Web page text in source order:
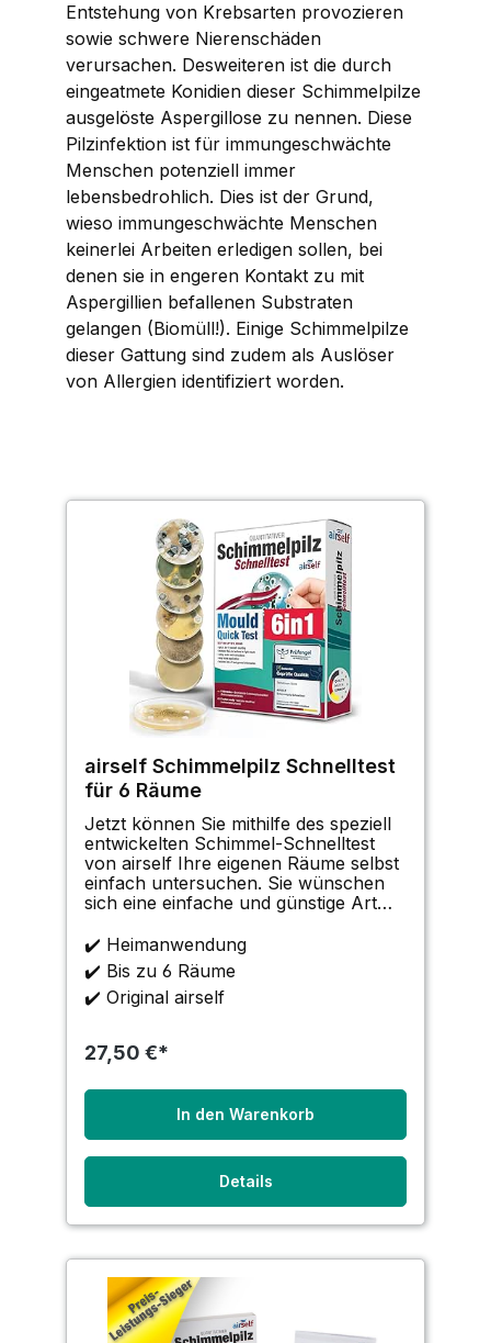
Entstehung von Krebsarten provozieren
sowie schwere Nierenschäden
verursachen. Desweiteren ist die durch
eingeatmete Konidien dieser Schimmelpilze
ausgelöste Aspergillose zu nennen. Diese
Pilzinfektion ist für immungeschwächte
Menschen potenziell immer
lebensbedrohlich. Dies ist der Grund,
wieso immungeschwächte Menschen
keinerlei Arbeiten erledigen sollen, bei
denen sie in engeren Kontakt zu mit
Aspergillien befallenen Substraten
gelangen (Biomüll!). Einige Schimmelpilze
dieser Gattung sind zudem als Auslöser
von Allergien identifiziert worden.
airself Schimmelpilz Schnelltest
für 6 Räume
Jetzt können Sie mithilfe des speziell
entwickelten Schimmel-Schnelltest
von airself Ihre eigenen Räume selbst
einfach untersuchen. Sie wünschen
sich eine einfache und günstige Art
untersuchen zu können? Vermuten
Sie eine Belastung durch
Schimmelpilz-Sporen i
✔️ Heimanwendung
✔️ Bis zu 6 Räume
✔️ Original airself
27,50 €*
In den Warenkorb
Details